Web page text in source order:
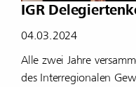
IGR
04.03.2024
Alle zwei Jahre
des Interregionalen